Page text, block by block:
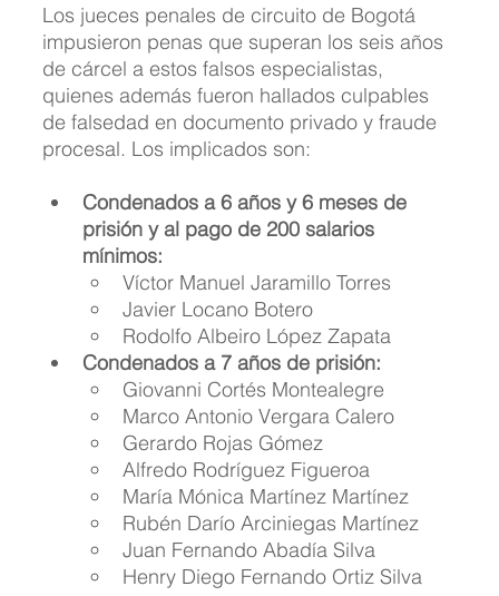
Los jueces penales de circuito de Bogotá
impusieron penas que superan los seis años
de cárcel a estos falsos especialistas,
quienes además fueron hallados culpables
de falsedad en documento privado y fraude
procesal. Los implicados son:
Condenados a 6 años y 6 meses de
prisión y al pago de 200 salarios
mínimos:
Víctor Manuel Jaramillo Torres
Javier Locano Botero
Rodolfo Albeiro López Zapata
Condenados a 7 años de prisión:
Giovanni Cortés Montealegre
Marco Antonio Vergara Calero
Gerardo Rojas Gómez
Alfredo Rodríguez Figueroa
María Mónica Martínez Martínez
Rubén Darío Arciniegas Martínez
Juan Fernando Abadía Silva
Henry Diego Fernando Ortiz Silva